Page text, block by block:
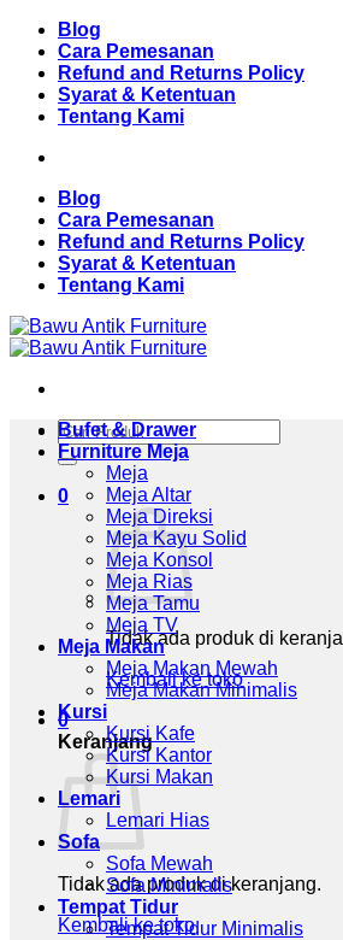
Skip
content
Blog
Cara Pemesanan
Refund and Returns Policy
Syarat & Ketentuan
Tentang Kami
Blog
Cara Pemesanan
Refund and Returns Policy
Syarat & Ketentuan
Tentang Kami
Pencarian
untuk:
0
Tidak ada produk di
Kembali ke toko
0
Keranjang
Tidak ada produk di keranjang.
Kembali ke toko
Bufet & Drawer
Furniture Meja
Meja
Meja Altar
Meja Direksi
Meja Kayu Solid
Meja Konsol
Meja Rias
Meja Tamu
Meja TV
Meja Makan
Meja Makan Mewah
Meja Makan Minimalis
Kursi
Kursi Kafe
Kursi Kantor
Kursi Makan
Lemari
Lemari Hias
Sofa
Sofa Mewah
Sofa Minimalis
Tempat Tidur
Tempat Tidur Minimalis